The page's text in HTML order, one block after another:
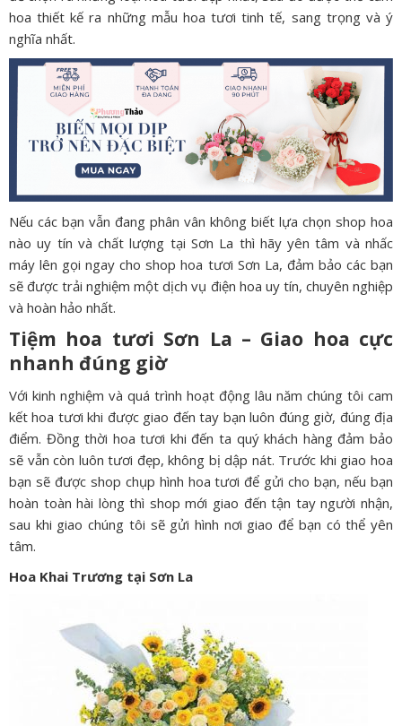
hoa thiết kế ra những mẫu hoa tươi tinh tế, sang trọng và ý
nghĩa nhất.
Nếu các bạn vẫn đang phân vân không biết lựa chọn shop hoa
nào uy tín và chất lượng tại Sơn La thì hãy yên tâm và nhấc
máy lên gọi ngay cho shop hoa tươi Sơn La, đảm bảo các bạn
sẽ được trải nghiệm một dịch vụ điện hoa uy tín, chuyên nghiệp
và hoàn hảo nhất.
Tiệm hoa tươi Sơn La – Giao hoa cực
nhanh đúng giờ
Với kinh nghiệm và quá trình hoạt động lâu năm chúng tôi cam
kết hoa tươi khi được giao đến tay bạn luôn đúng giờ, đúng địa
điểm. Đồng thời hoa tươi khi đến ta quý khách hàng đảm bảo
sẽ vẫn còn luôn tươi đẹp, không bị dập nát. Trước khi giao hoa
bạn sẽ được shop chụp hình hoa tươi để gửi cho bạn, nếu bạn
hoàn toàn hài lòng thì shop mới giao đến tận tay người nhận,
sau khi giao chúng tôi sẽ gửi hình nơi giao để bạn có thể yên
tâm.
Hoa Khai Trương tại Sơn La